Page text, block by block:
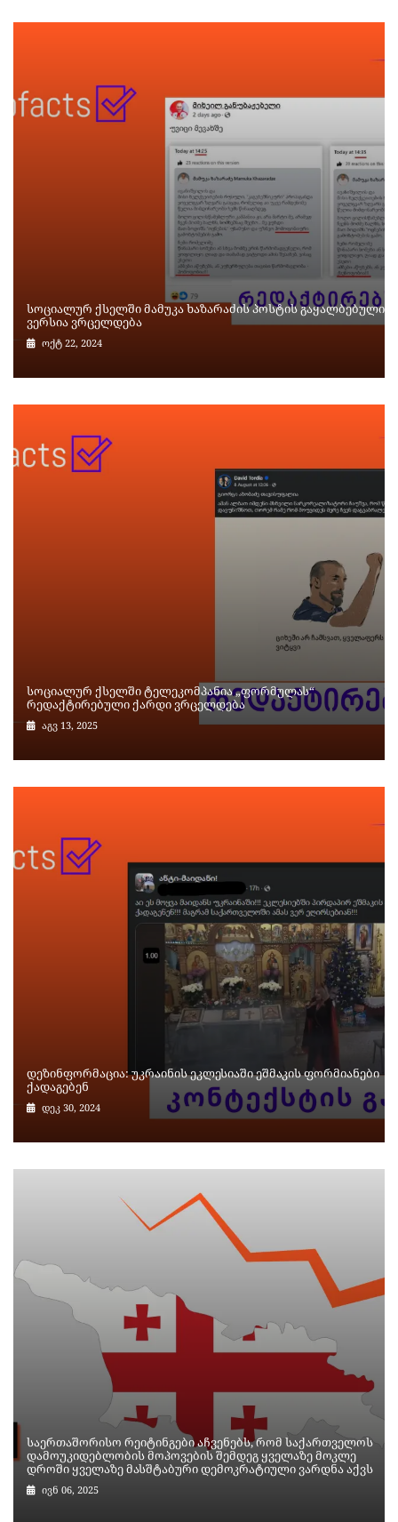
სოციალურ ქსელში მამუკა ხაზარაძის პოსტის გაყალბებული
ვერსია ვრცელდება
ოქტ 22, 2024
სოციალურ ქსელში ტელეკომპანია „ფორმულას“
რედაქტირებული ქარდი ვრცელდება
აგვ 13, 2025
დეზინფორმაცია: უკრაინის ეკლესიაში ეშმაკის ფორმიანები
ქადაგებენ
დეკ 30, 2024
საერთაშორისო რეიტინგები აჩვენებს, რომ საქართველოს
დამოუკიდებლობის მოპოვების შემდეგ ყველაზე მოკლე
დროში ყველაზე მასშტაბური დემოკრატიული ვარდნა აქვს
ივნ 06, 2025